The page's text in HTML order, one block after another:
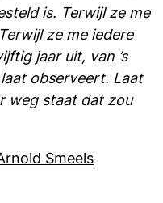
is. Terwijl ze me
ze me iedere
jaar uit, van ’s
observeert. Laat
weg staat dat zou
Smeels